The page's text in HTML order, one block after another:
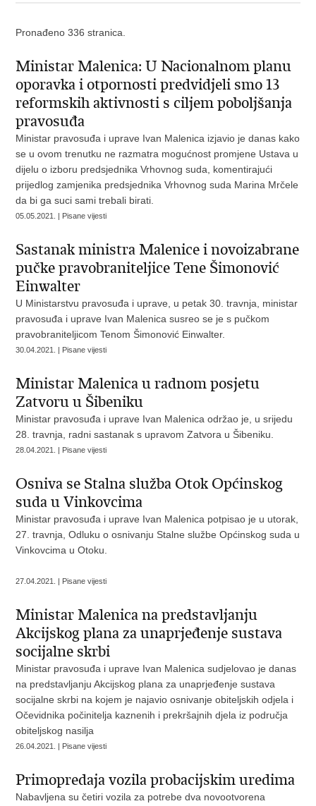
Pronađeno 336 stranica.
Ministar Malenica: U Nacionalnom planu
oporavka i otpornosti predvidjeli smo 13
reformskih aktivnosti s ciljem poboljšanja
pravosuđa
Ministar pravosuđa i uprave Ivan Malenica izjavio je danas kako
se u ovom trenutku ne razmatra mogućnost promjene Ustava u
dijelu o izboru predsjednika Vrhovnog suda, komentirajući
prijedlog zamjenika predsjednika Vrhovnog suda Marina Mrčele
da bi ga suci sami trebali birati.
05.05.2021. | Pisane vijesti
Sastanak ministra Malenice i novoizabrane
pučke pravobraniteljice Tene Šimonović
Einwalter
U Ministarstvu pravosuđa i uprave, u petak 30. travnja, ministar
pravosuđa i uprave Ivan Malenica susreo se je s pučkom
pravobraniteljicom Tenom Šimonović Einwalter.
30.04.2021. | Pisane vijesti
Ministar Malenica u radnom posjetu
Zatvoru u Šibeniku
Ministar pravosuđa i uprave Ivan Malenica održao je, u srijedu
28. travnja, radni sastanak s upravom Zatvora u Šibeniku.
28.04.2021. | Pisane vijesti
Osniva se Stalna služba Otok Općinskog
suda u Vinkovcima
Ministar pravosuđa i uprave Ivan Malenica potpisao je u utorak,
27. travnja, Odluku o osnivanju Stalne službe Općinskog suda u
Vinkovcima u Otoku.
27.04.2021. | Pisane vijesti
Ministar Malenica na predstavljanju
Akcijskog plana za unaprjeđenje sustava
socijalne skrbi
Ministar pravosuđa i uprave Ivan Malenica sudjelovao je danas
na predstavljanju Akcijskog plana za unaprjeđenje sustava
socijalne skrbi na kojem je najavio osnivanje obiteljskih odjela i
Očevidnika počinitelja kaznenih i prekršajnih djela iz područja
obiteljskog nasilja
26.04.2021. | Pisane vijesti
Primopredaja vozila probacijskim uredima
Nabavljena su četiri vozila za potrebe dva novootvorena